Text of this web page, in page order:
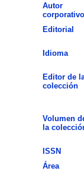
Autor
corporativo
Editorial
Idioma
Editor de
colección
Volumen
la
ISSN
Área